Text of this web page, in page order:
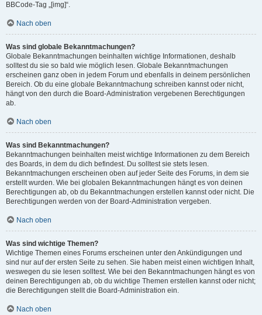
BBCode-Tag „[img]“.
Nach oben
Was sind globale Bekanntmachungen?
Globale Bekanntmachungen beinhalten wichtige Informationen, deshalb
solltest du sie so bald wie möglich lesen. Globale Bekanntmachungen
erscheinen ganz oben in jedem Forum und ebenfalls in deinem persönlichen
Bereich. Ob du eine globale Bekanntmachung schreiben kannst oder nicht,
hängt von den durch die Board-Administration vergebenen Berechtigungen
ab.
Nach oben
Was sind Bekanntmachungen?
Bekanntmachungen beinhalten meist wichtige Informationen zu dem Bereich
des Boards, in dem du dich befindest. Du solltest sie stets lesen.
Bekanntmachungen erscheinen oben auf jeder Seite des Forums, in dem sie
erstellt wurden. Wie bei globalen Bekanntmachungen hängt es von deinen
Berechtigungen ab, ob du Bekanntmachungen erstellen kannst oder nicht. Die
Berechtigungen werden von der Board-Administration vergeben.
Nach oben
Was sind wichtige Themen?
Wichtige Themen eines Forums erscheinen unter den Ankündigungen und
sind nur auf der ersten Seite zu sehen. Sie haben meist einen wichtigen Inhalt,
weswegen du sie lesen solltest. Wie bei den Bekanntmachungen hängt es von
deinen Berechtigungen ab, ob du wichtige Themen erstellen kannst oder nicht;
die Berechtigungen stellt die Board-Administration ein.
Nach oben